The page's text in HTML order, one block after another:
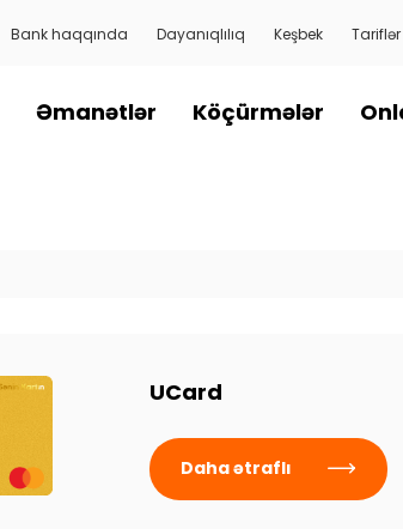
Bank haqqında Dayanıqlılıq Keşbek Tariflər
Əmanətlər Köçürmələr
UCard
Daha ətraflı